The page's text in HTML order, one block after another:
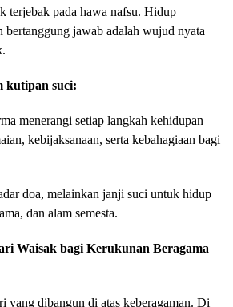
terjebak pada hawa nafsu. Hidup
bertanggung jawab adalah wujud nyata
kutipan suci:
menerangi setiap langkah kehidupan
kebijaksanaan, serta kebahagiaan bagi
doa, melainkan janji suci untuk hidup
dan alam semesta.
Waisak bagi Kerukunan Beragama
yang dibangun di atas keberagaman. Di